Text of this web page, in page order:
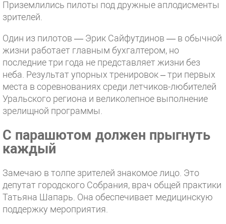
Приземлились пилоты под дружные аплодисменты
зрителей.
Один из пилотов — Эрик Сайфутдинов — в обычной
жизни работает главным бухгалтером, но
последние три года не представляет жизни без
неба. Результат упорных тренировок – три первых
места в соревнованиях среди летчиков-любителей
Уральского региона и великолепное выполнение
зрелищной программы.
С парашютом должен прыгнуть
каждый
Замечаю в толпе зрителей знакомое лицо. Это
депутат городского Собрания, врач общей практики
Татьяна Шапарь. Она обеспечивает медицинскую
поддержку мероприятия.